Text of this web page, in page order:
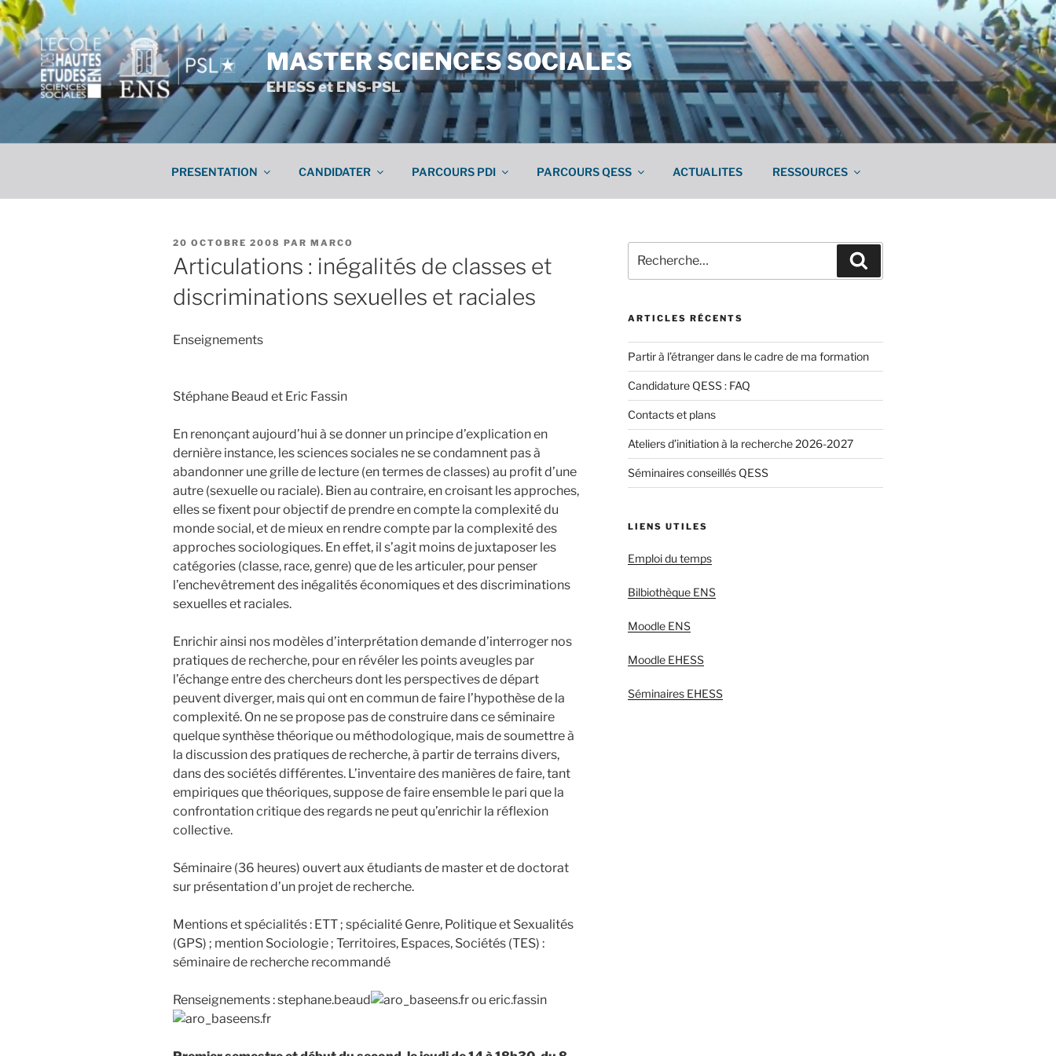
Aller
au
contenu
principal
MASTER SCIENCES SOCIALES
EHESS et ENS-PSL
PRESENTATION CANDIDATER PARCOURS PDI PARCOURS QESS ACTUALITES RESSOURCES
PUBLIÉ
20 OCTOBRE 2008 PAR MARCO
Articulations : inégalités de classes et
discriminations sexuelles et raciales
Enseignements
Stéphane Beaud et Eric Fassin
En renonçant aujourd’hui à se donner un principe d’explication en
dernière instance, les sciences sociales ne se condamnent pas à
abandonner une grille de lecture (en termes de classes) au profit d’une
autre (sexuelle ou raciale). Bien au contraire, en croisant les approches,
elles se fixent pour objectif de prendre en compte la complexité du
monde social, et de mieux en rendre compte par la complexité des
approches sociologiques. En effet, il s’agit moins de juxtaposer les
catégories (classe, race, genre) que de les articuler, pour penser
l’enchevêtrement des inégalités économiques et des discriminations
sexuelles et raciales.
Enrichir ainsi nos modèles d’interprétation demande d’interroger nos
pratiques de recherche, pour en révéler les points aveugles par
l’échange entre des chercheurs dont les perspectives de départ
peuvent diverger, mais qui ont en commun de faire l’hypothèse de la
complexité. On ne se propose pas de construire dans ce séminaire
quelque synthèse théorique ou méthodologique, mais de soumettre à
la discussion des pratiques de recherche, à partir de terrains divers,
dans des sociétés différentes. L’inventaire des manières de faire, tant
empiriques que théoriques, suppose de faire ensemble le pari que la
confrontation critique des regards ne peut qu’enrichir la réflexion
collective.
Séminaire (36 heures) ouvert aux étudiants de master et de doctorat
sur présentation d’un projet de recherche.
Mentions et spécialités : ETT ; spécialité Genre, Politique et Sexualités
(GPS) ; mention Sociologie ; Territoires, Espaces, Sociétés (TES) :
séminaire de recherche recommandé
Renseignements : stephane.beaud
ens.fr ou eric.fassin
ens.fr
pour
:
ARTICLES RÉCENTS
Partir à l’étranger dans le cadre de ma formation
Candidature QESS : FAQ
Contacts et plans
Ateliers d’initiation à la recherche 2026-2027
Séminaires conseillés QESS
LIENS UTILES
Emploi du temps
Bilbiothèque ENS
Moodle ENS
Moodle EHESS
Séminaires EHESS